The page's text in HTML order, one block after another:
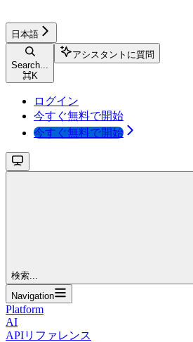
日本語
Search...
⌘K
アシスタントに質問
ログイン
今すぐ無料で開始
今すぐ無料で開始
検索...
Navigation
Platform
AI
APIリファレンス